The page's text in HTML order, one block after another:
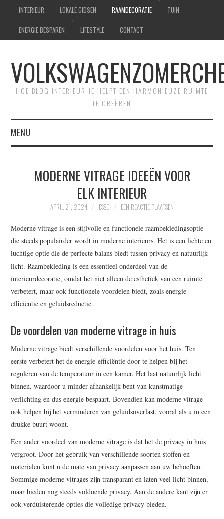
INTERIEUR LOKALE GIDSEN RAAMDECORATIE TUIN
ENERGIE BESPAREN LIFESTYLE CONTACT
HOE BLOG INTERIEUR JE HELPT EEN HARMONIEUZE RUIMTE
TE CREËREN
MENU
CONTACT
SITEMAP
WRITE FOR US –
COMPLETE GUIDELINES
MODERNE VITRAGE IDEEËN VOOR
ELK INTERIEUR
APRIL 21, 2024 JESSE EEN REACTIE PLAATSEN
Moderne vitrage is een stijlvolle en functionele raambekledingsoptie
die steeds populairder wordt in moderne interieurs. Het is een lichte en
luchtige optie die de perfecte balans biedt tussen privacy en natuurlijk
licht. Raambekleding is een essentieel onderdeel van de
interieurdecoratie, omdat het niet alleen de esthetiek van een ruimte
verbetert, maar ook functionele voordelen biedt, zoals energie-
efficiëntie en geluidsreductie.
De voordelen van moderne vitrage in huis
Moderne vitrage biedt verschillende voordelen voor het huis. Ten
eerste verbetert het de energie-efficiëntie door te helpen bij het
reguleren van de temperatuur in een kamer. Het laat natuurlijk licht
binnen, waardoor u minder afhankelijk bent van kunstmatige
verlichting en dus energie bespaart. Bovendien kan moderne vitrage
ook helpen bij het verminderen van geluidsoverlast, vooral als u in een
drukke buurt woont.
Een ander voordeel van moderne vitrage is dat het de privacy in huis
vergroot. Door het gebruik van verschillende soorten stoffen en
materialen kunt u de mate van privacy aanpassen aan uw behoeften.
Sommige moderne vitrages zijn transparant en laten veel licht binnen,
maar bieden nog steeds voldoende privacy. Aan de andere kant zijn er
ook verduisterende opties die volledige privacy bieden.